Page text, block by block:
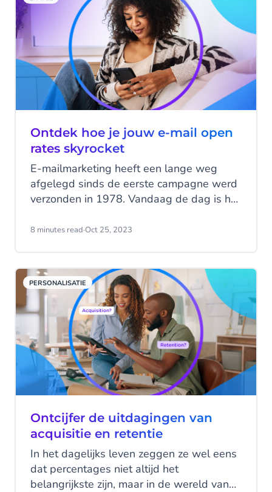
bescheiden SMS-berichtje, met een open
rate van 98%, vaak door het lawaai heen
en verbindt het bedrijven met gretige
shoppers.
Ontdek hoe je jouw e-mail open
rates skyrocket
E-mailmarketing heeft een lange weg
afgelegd sinds de eerste campagne werd
verzonden in 1978. Vandaag de dag is het
instrumenten in de strategie van de
gerichte, relevante en tijdige e-mails naar
je klanten of prospects is slecht besteed
als je er niet alles aan doet om de
deliverability van je e-mails te
optimaliseren.
8 minutes read·Oct 25, 2023
PERSONALISATIE
Ontcijfer de uitdagingen van
acquisitie en retentie
In het dagelijks leven zeggen ze wel eens
dat percentages niet altijd het
belangrijkste zijn, maar in de wereld van